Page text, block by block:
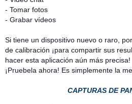
- Tomar fotos
- Grabar vídeos
Si tiene un dispositivo nuevo o raro,
de calibración ¡para compartir sus
hacer esta aplicación aún más precisa!
¡Pruebela ahora! Es simplemente la
CAPTURAS DE